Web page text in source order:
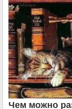
Чем можно